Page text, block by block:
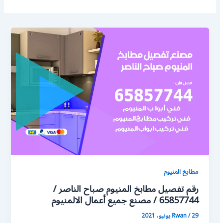
مطابخ المنيوم
رقم تفصيل مطابخ المنيوم صباح الناصر /
65857744 / مصنع جميع أعمال الالمنيوم
Rwan/29 يونيو، 2021